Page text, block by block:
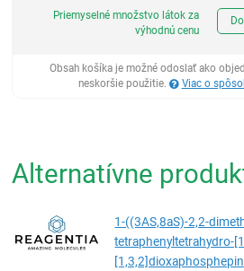
Priemyselné množstvo látok za
výhodnú cenu
Obsah košíka je možné odoslať ako
neskoršie použitie.
Viac o
Alternatívne
1-((3AS,8aS)-2,2-
tetraphenyltetrahydro-